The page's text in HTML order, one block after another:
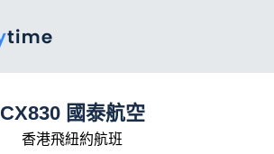
CX830 國泰航空
香港飛紐約航班